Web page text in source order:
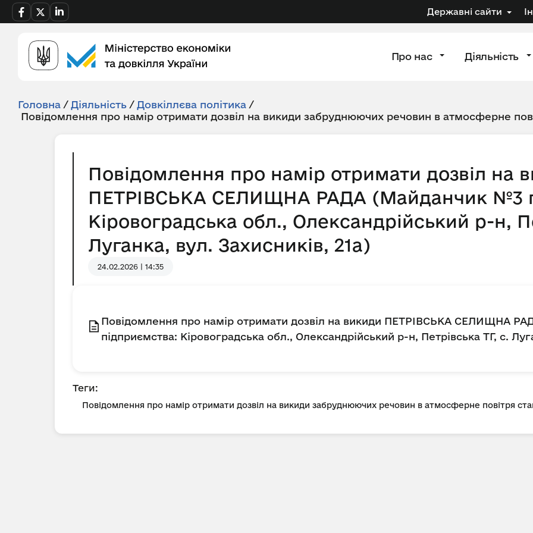
Державні сайти
Про нас Діяльність
Головна / Діяльність / Довкіллєва політика /
Повідомлення про намір отримати дозвіл на викиди забруднюючих речовин в атмосферне
Повідомлення про намір отримати дозвіл на
ПЕТРІВСЬКА СЕЛИЩНА РАДА (Майданчик №3
Кіровоградська обл., Олександрійський р-н,
Луганка, вул. Захисників, 21а)
24.02.2026 | 14:35
Повідомлення про намір отримати дозвіл на викиди ПЕТРІВСЬКА СЕЛИЩНА
підприємства: Кіровоградська обл., Олександрійський р-н, Петрівська ТГ, с.
Теги:
Повідомлення про намір отримати дозвіл на викиди забруднюючих речовин в атмосферне повітря